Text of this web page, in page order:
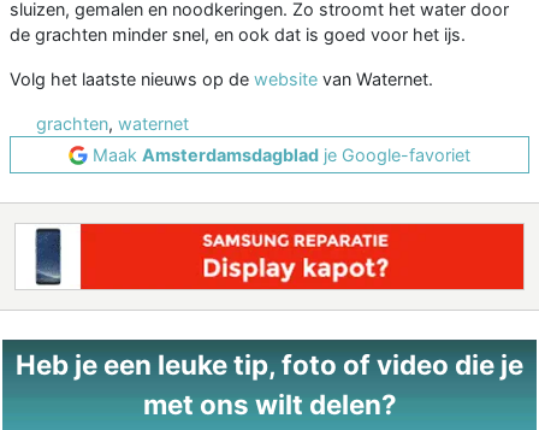
sluizen, gemalen en noodkeringen. Zo stroomt het water door
de grachten minder snel, en ook dat is goed voor het ijs.
Volg het laatste nieuws op de website van Waternet.
grachten, waternet
Maak Amsterdamsdagblad je Google-favoriet
Heb je een leuke tip, foto of video die je
met ons wilt delen?